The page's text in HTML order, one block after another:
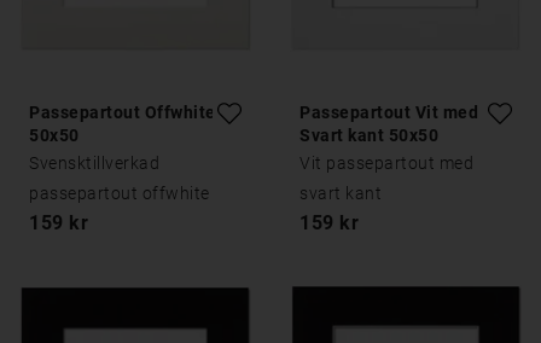
Passepartout Offwhite
50x50
Svensktillverkad
passepartout offwhite
159 kr
Passepartout Vit med
Svart kant 50x50
Vit passepartout med
svart kant
159 kr